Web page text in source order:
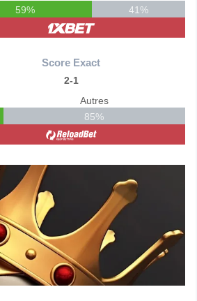
59%
41%
Score Exact
2-1
Autres
85%